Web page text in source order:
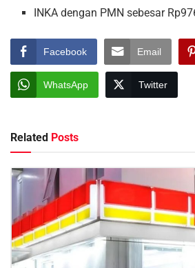
INKA dengan PMN sebesar
Facebook Email
WhatsApp Twitter
Related Posts